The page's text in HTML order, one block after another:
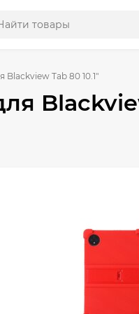
Blackview Tab 80 10.1"